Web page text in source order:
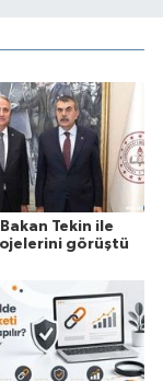
Tekin ile
görüştü